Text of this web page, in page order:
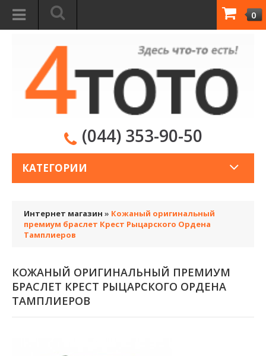
0
(044) 353-90-50
КАТЕГОРИИ
Интернет магазин » Кожаный оригинальный
премиум браслет Крест Рыцарского Ордена
Тамплиеров
КОЖАНЫЙ ОРИГИНАЛЬНЫЙ ПРЕМИУМ
БРАСЛЕТ КРЕСТ РЫЦАРСКОГО ОРДЕНА
ТАМПЛИЕРОВ